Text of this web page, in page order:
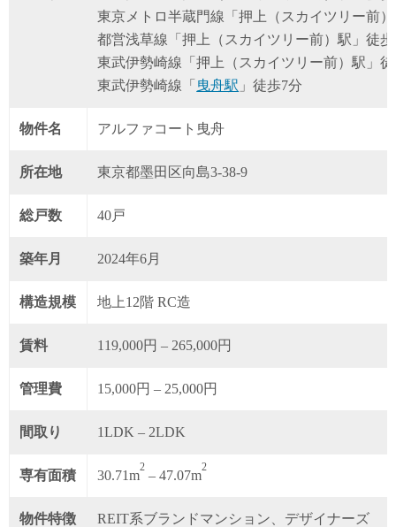
東京メトロ半蔵門線「押上（スカイツリー前
都営浅草線「押上（スカイツリー前）駅」徒
東武伊勢崎線「押上（スカイツリー前）駅」
東武伊勢崎線「 曳舟駅 」徒歩7分
物件名 アルファコート曳舟
所在地 東京都墨田区向島3-38-9
総戸数 40戸
築年月 2024年6月
構造規模 地上12階 RC造
賃料 119,000円 – 265,000円
管理費 15,000円 – 25,000円
間取り 1LDK – 2LDK
専有面積 30.71m
2
– 47.07m
2
物件特徴 REIT系ブランドマンション、デザイナーズ